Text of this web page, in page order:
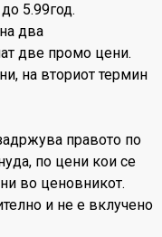
5.99год.
два
две промо цени.
на вториот термин
правото по
по цени кои се
во ценовникот.
и не е вклучено